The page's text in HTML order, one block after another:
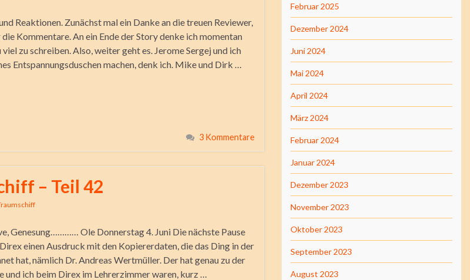
Reaktionen. Zunächst mal ein Danke an die treuen Reviewer,
Kommentare. An ein Ende der Story denke ich momentan
zu schreiben. Also, weiter geht es. Jerome Sergej und ich
Entspannungsduschen machen, denk ich. Mike und Dirk …
3 Kommentare
– Teil 42
Genesung………… Ole Donnerstag 4. Juni Die nächste Pause
einen Ausdruck mit den Kopiererdaten, die das Ding in der
hat, nämlich Dr. Andreas Wertmüller. Der hat genau zu der
und ich beim Direx im Lehrerzimmer waren, kurz …
Februar 2025
Dezember 2024
Juni 2024
Mai 2024
April 2024
März 2024
Februar 2024
Januar 2024
Dezember 2023
November 2023
Oktober 2023
September 2023
August 2023